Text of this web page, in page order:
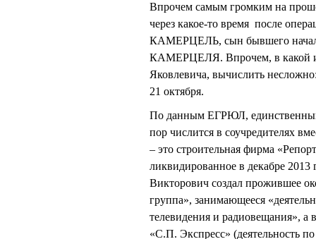
Впрочем самым громким на
через какое-то время после
КАМЕРЦЕЛЬ, сын бывшего
КАМЕРЦЕЛЯ. Впрочем, в какой
Яковлевича, вычислить
21 октября.
По данным ЕГРЮЛ,
пор числится в соучредителях
– это строительная фирма
ликвидированное в декабре
Викторович создал прожившее
группа», занимающееся
телевидения и радиовещания»,
«С.П. Экспресс» (деятельность